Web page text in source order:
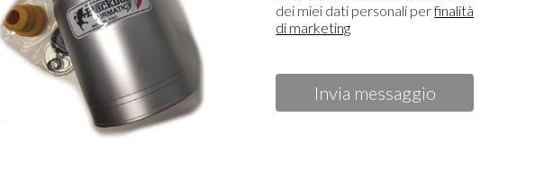
dei miei dati personali perfinalità
di marketing
Invia messaggio